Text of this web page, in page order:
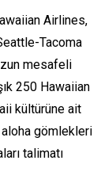
Airlines,
Tacoma
mesafeli
250 Hawaiian
kültürüne ait
gömlekleri
talimatı